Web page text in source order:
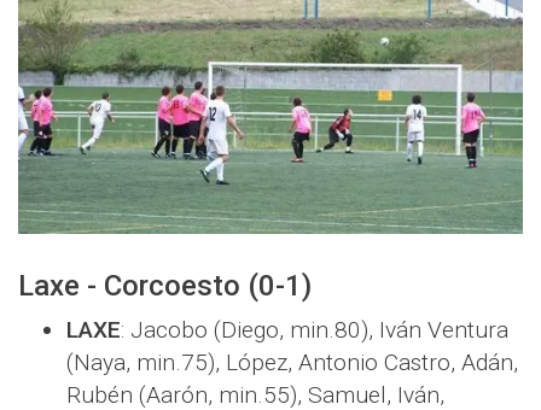
Laxe - Corcoesto (0-1)
LAXE: Jacobo (Diego, min.80), Iván Ventura
(Naya, min.75), López, Antonio Castro, Adán,
Rubén (Aarón, min.55), Samuel, Iván,